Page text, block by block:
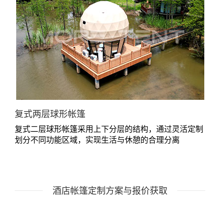
复式两层球形帐篷
复式二层球形帐篷采用上下分层的结构，通过灵活定制
划分不同功能区域，实现生活与休憩的合理分离
酒店帐篷定制方案与报价获取